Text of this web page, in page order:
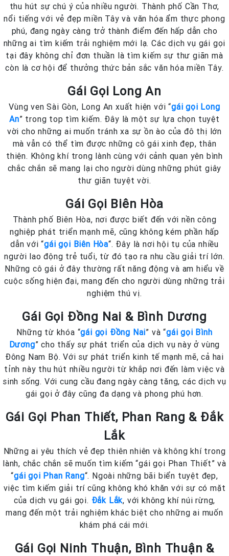
thu hút sự chú ý của nhiều người. Thành phố Cần Thơ,
nổi tiếng với vẻ đẹp miền Tây và văn hóa ẩm thực phong
phú, đang ngày càng trở thành điểm đến hấp dẫn cho
những ai tìm kiếm trải nghiệm mới lạ. Các dịch vụ gái gọi
tại đây không chỉ đơn thuần là tìm kiếm sự thư giãn mà
còn là cơ hội để thưởng thức bản sắc văn hóa miền Tây.
Gái Gọi Long An
Vùng ven Sài Gòn, Long An xuất hiện với “gái gọi Long
An” trong top tìm kiếm. Đây là một sự lựa chọn tuyệt
vời cho những ai muốn tránh xa sự ồn ào của đô thị lớn
mà vẫn có thể tìm được những cô gái xinh đẹp, thân
thiện. Không khí trong lành cùng với cảnh quan yên bình
chắc chắn sẽ mang lại cho người dùng những phút giây
thư giãn tuyệt vời.
Gái Gọi Biên Hòa
Thành phố Biên Hòa, nơi được biết đến với nền công
nghiệp phát triển mạnh mẽ, cũng không kém phần hấp
dẫn với “gái gọi Biên Hòa“. Đây là nơi hội tụ của nhiều
người lao động trẻ tuổi, từ đó tạo ra nhu cầu giải trí lớn.
Những cô gái ở đây thường rất năng động và am hiểu về
cuộc sống hiện đại, mang đến cho người dùng những trải
nghiệm thú vị.
Gái Gọi Đồng Nai & Bình Dương
Những từ khóa “gái gọi Đồng Nai” và “gái gọi Bình
Dương” cho thấy sự phát triển của dịch vụ này ở vùng
Đông Nam Bộ. Với sự phát triển kinh tế mạnh mẽ, cả hai
tỉnh này thu hút nhiều người từ khắp nơi đến làm việc và
sinh sống. Với cung cầu đang ngày càng tăng, các dịch vụ
gái gọi ở đây cũng đa dạng và phong phú hơn.
Gái Gọi Phan Thiết, Phan Rang & Đắk
Lắk
Những ai yêu thích vẻ đẹp thiên nhiên và không khí trong
lành, chắc chắn sẽ muốn tìm kiếm “gái gọi Phan Thiết” và
“gái gọi Phan Rang“. Ngoài những bãi biển tuyệt đẹp,
việc tìm kiếm giải trí cũng không khó khăn với sự có mặt
của dịch vụ gái gọi. Đắk Lắk, với không khí núi rừng,
mang đến một trải nghiệm khác biệt cho những ai muốn
khám phá cái mới.
Gái Gọi Ninh Thuận, Bình Thuận &